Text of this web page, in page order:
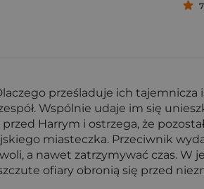
prześladuje ich
Wspólnie udaje im się
Harrym i ostrzega, że
miasteczka. Przeciwnik
a nawet zatrzymywać czas. W
ofiary obronią się przed